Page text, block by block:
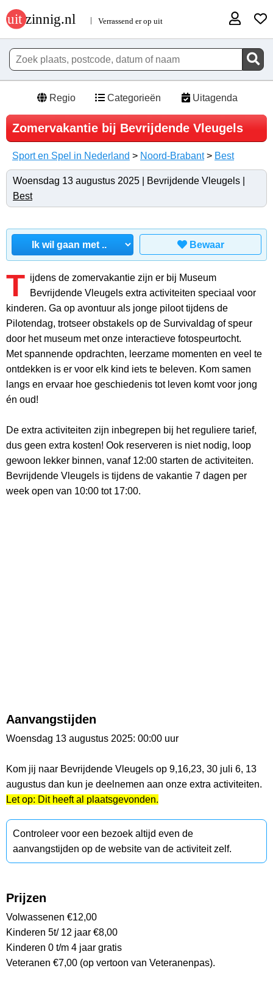
Regio Categorieën Uitagenda
Zomervakantie bij Bevrijdende Vleugels
Sport en Spel in Nederland > Noord-Brabant> Best
Woensdag 13 augustus 2025 | Bevrijdende Vleugels |
Best
Bewaar
T ijdens de zomervakantie zijn er bij Museum
Bevrijdende Vleugels extra activiteiten speciaal voor
kinderen. Ga op avontuur als jonge piloot tijdens de
Pilotendag, trotseer obstakels op de Survivaldag of speur
door het museum met onze interactieve fotospeurtocht.
Met spannende opdrachten, leerzame momenten en veel te
ontdekken is er voor elk kind iets te beleven. Kom samen
langs en ervaar hoe geschiedenis tot leven komt voor jong
én oud!
De extra activiteiten zijn inbegrepen bij het reguliere tarief,
dus geen extra kosten! Ook reserveren is niet nodig, loop
gewoon lekker binnen, vanaf 12:00 starten de activiteiten.
Bevrijdende Vleugels is tijdens de vakantie 7 dagen per
week open van 10:00 tot 17:00.
Aanvangstijden
Woensdag 13 augustus 2025: 00:00 uur
Kom jij naar Bevrijdende Vleugels op 9,16,23, 30 juli 6, 13
augustus dan kun je deelnemen aan onze extra activiteiten.
Let op: Dit heeft al plaatsgevonden.
Controleer voor een bezoek altijd even de
aanvangstijden op de website van de activiteit zelf.
Prijzen
Volwassenen €12,00
Kinderen 5t/ 12 jaar €8,00
Kinderen 0 t/m 4 jaar gratis
Veteranen €7,00 (op vertoon van Veteranenpas).